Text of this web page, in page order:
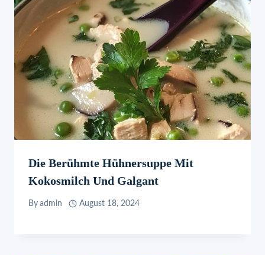
Die Berühmte Hühnersuppe Mit
Kokosmilch Und Galgant
By admin August 18, 2024